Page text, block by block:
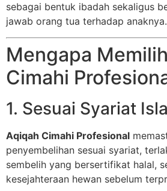
sebagai bentuk ibadah sekaligus
jawab orang tua terhadap anaknya.
Mengapa
Cimahi
1. Sesuai Syariat
Aqiqah Cimahi Profesional
penyembelihan sesuai syariat,
sembelih yang bersertifikat halal,
kesejahteraan hewan sebelum